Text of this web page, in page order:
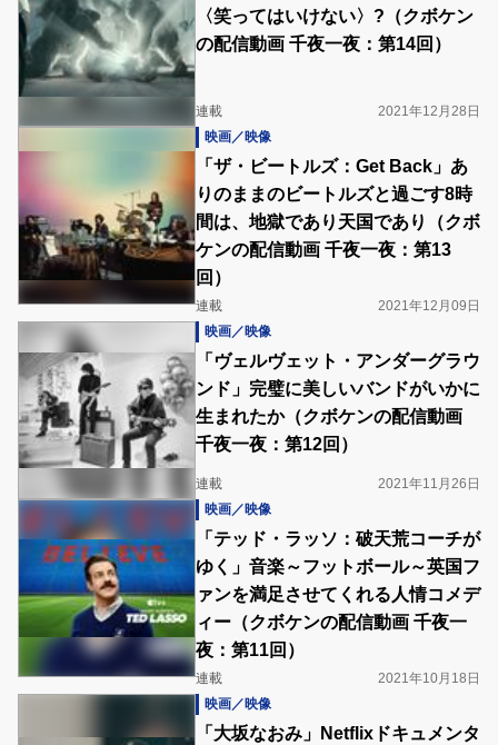
〈笑ってはいけない〉?（クボケン
の配信動画 千夜一夜：第14回）
連載
2021年12月28日
映画／映像
「ザ・ビートルズ：Get Back」あ
りのままのビートルズと過ごす8時
間は、地獄であり天国であり（クボ
ケンの配信動画 千夜一夜：第13
回）
連載
2021年12月09日
映画／映像
「ヴェルヴェット・アンダーグラウ
ンド」完璧に美しいバンドがいかに
生まれたか（クボケンの配信動画
千夜一夜：第12回）
連載
2021年11月26日
映画／映像
「テッド・ラッソ：破天荒コーチが
ゆく」音楽～フットボール～英国フ
ァンを満足させてくれる人情コメデ
ィー（クボケンの配信動画 千夜一
夜：第11回）
連載
2021年10月18日
映画／映像
「大坂なおみ」Netflixドキュメンタ